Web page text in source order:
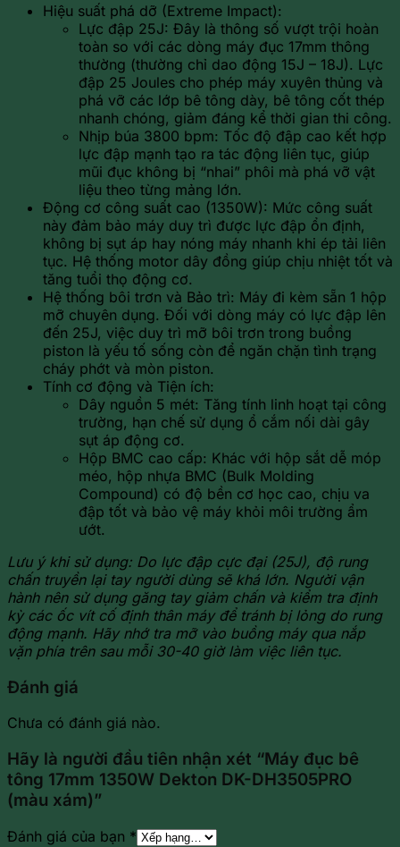
Hiệu suất phá dỡ (Extreme Impact):
Lực đập 25J: Đây là thông số vượt trội hoàn
toàn so với các dòng máy đục 17mm thông
thường (thường chỉ dao động 15J – 18J). Lực
đập 25 Joules cho phép máy xuyên thủng và
phá vỡ các lớp bê tông dày, bê tông cốt thép
nhanh chóng, giảm đáng kể thời gian thi công.
Nhịp búa 3800 bpm: Tốc độ đập cao kết hợp
lực đập mạnh tạo ra tác động liên tục, giúp
mũi đục không bị “nhai” phôi mà phá vỡ vật
liệu theo từng mảng lớn.
Động cơ công suất cao (1350W): Mức công suất
này đảm bảo máy duy trì được lực đập ổn định,
không bị sụt áp hay nóng máy nhanh khi ép tải liên
tục. Hệ thống motor dây đồng giúp chịu nhiệt tốt và
tăng tuổi thọ động cơ.
Hệ thống bôi trơn và Bảo trì: Máy đi kèm sẵn 1 hộp
mỡ chuyên dụng. Đối với dòng máy có lực đập lên
đến 25J, việc duy trì mỡ bôi trơn trong buồng
piston là yếu tố sống còn để ngăn chặn tình trạng
cháy phớt và mòn piston.
Tính cơ động và Tiện ích:
Dây nguồn 5 mét: Tăng tính linh hoạt tại công
trường, hạn chế sử dụng ổ cắm nối dài gây
sụt áp động cơ.
Hộp BMC cao cấp: Khác với hộp sắt dễ móp
méo, hộp nhựa BMC (Bulk Molding
Compound) có độ bền cơ học cao, chịu va
đập tốt và bảo vệ máy khỏi môi trường ẩm
ướt.
Lưu ý khi sử dụng: Do lực đập cực đại (25J), độ rung
chấn truyền lại tay người dùng sẽ khá lớn. Người vận
hành nên sử dụng găng tay giảm chấn và kiểm tra định
kỳ các ốc vít cố định thân máy để tránh bị lỏng do rung
động mạnh. Hãy nhớ tra mỡ vào buồng máy qua nắp
vặn phía trên sau mỗi 30-40 giờ làm việc liên tục.
Đánh giá
Chưa có đánh giá nào.
Hãy là người đầu tiên nhận xét “Máy đục bê
tông 17mm 1350W Dekton DK-DH3505PRO
(màu xám)”
Đánh giá của bạn *